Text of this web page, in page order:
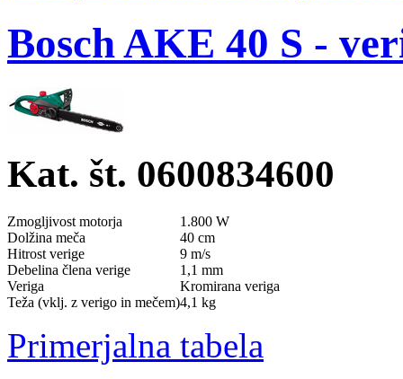
Bosch AKE 40 S -
Kat. št. 0600834600
Zmogljivost motorja
1.800 W
Dolžina meča
40 cm
Hitrost verige
9 m/s
Debelina člena verige
1,1 mm
Veriga
Kromirana veriga
Teža (vklj. z verigo in mečem)4,1 kg
Primerjalna tabela